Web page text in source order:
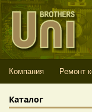
Компания Ремонт
Каталог